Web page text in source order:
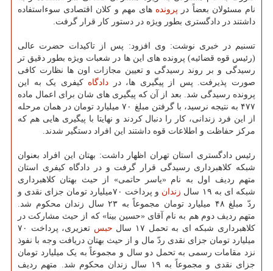
نام مسئولان بعضاً در پرونده های مهم و کلان اقتصادی سوءاستفاده
داشتند در دادگستری بطور ویژه در دستور کار قرار گرفت.
تسنیم در خبری نوشت: وی افزود: پس از تاکیدات حضرت عالی
(رئیس قوه قضائیه) پرونده های این ها در شعبات ویژه بطور دقیق تر
رسیدگی و بر روند رسیدگی و تعیین مجازات اون ها نظارت کافی
صورت پذیرفت. پس از پیگیری ها، در دادگاه کیفری یک به این
پرونده رسیدگی شد. بعد از آن که پیگیری های شان برای اعمال ماده
۴۷۷ به نتیجه نرسید، با گرفتن مبلغ ۷۰ میلیارد تومان در همان مرحله
از این فرد زندانی، کار را دنبال کردند و نهایتا با پیگیری هایی هم که
مرکز حفاظت و اطلاعات قوه داشتند این افراد دستگیر شدند.
رئیس دادگستری استان تهران اظهار داشت: بهتان این افراد بعنوان
شبکه کلاهبرداری رسیدگی قرار گرفت و در دادگاه کیفری استان
متهم ردیف اول به نام «یاسر حاتمی» از حیث بهتان کلاهبرداری
شبکه ای به ۱۹ سال
زندان
و پرداخت ۷۰میلیارد تومان جزای نقدی و
ردّ مبلغ ۴۸ میلیارد تومان مجموعاً به ۲۳ سال زندان محکوم شد.
متهم ردیف دوم هم به نام آقای «حسین بینا» که از حیث مشارکت در
کلاهبرداری شبکه ای به تحمل ۱۷ سال
حبس
تعزیری، پرداخت ۷۰
میلیارد تومان جزای نقدی ردّ مال و از حیث بهتان دریافت وجه با نفوذ
نزد مقامات رسمی به تحمل دو سال و مجموعاً به یک میلیارد تومان
جزای نقدی و مجموعاً به ۱۹ سال زندان محکوم شد. متهم ردیف